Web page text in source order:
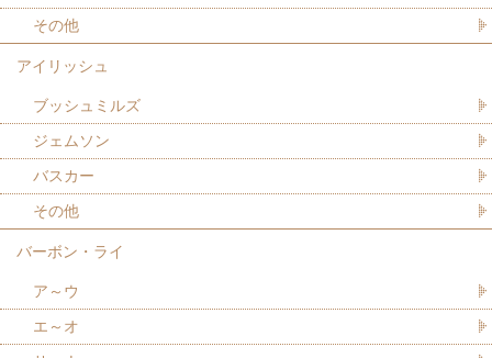
その他
アイリッシュ
ブッシュミルズ
ジェムソン
バスカー
その他
バーボン・ライ
ア～ウ
エ～オ